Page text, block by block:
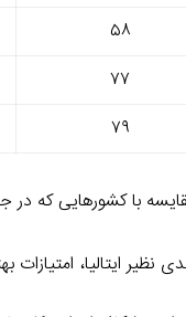
۵۸
۷۷
۷۹
با کشورهایی که
ایتالیا، امتیازات